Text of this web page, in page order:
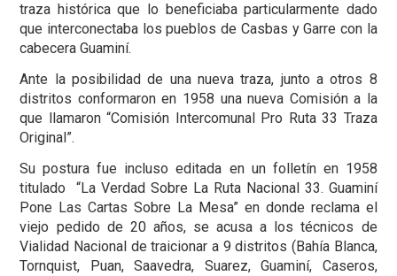
traza histórica que lo beneficiaba particularmente dado
que interconectaba los pueblos de Casbas y Garre con la
cabecera Guaminí.
Ante la posibilidad de una nueva traza, junto a otros 8
distritos conformaron en 1958 una nueva Comisión a la
que llamaron “Comisión Intercomunal Pro Ruta 33 Traza
Original”.
Su postura fue incluso editada en un folletín en 1958
titulado “La Verdad Sobre La Ruta Nacional 33. Guaminí
Pone Las Cartas Sobre La Mesa” en donde reclama el
viejo pedido de 20 años, se acusa a los técnicos de
Vialidad Nacional de traicionar a 9 distritos (Bahía Blanca,
Tornquist, Puan, Saavedra, Suarez, Guaminí, Caseros,